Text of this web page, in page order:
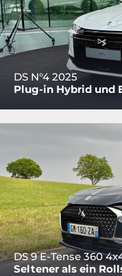
DS N°4 2025
Plug-in Hybrid und
DS 9 E-Tense 360
Seltener als ein